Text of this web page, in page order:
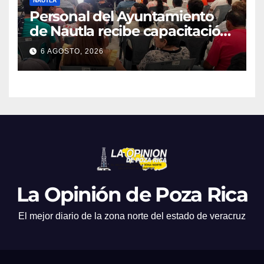
Personal del Ayuntamiento
de Nautla recibe capacitación
en atención a emergencias
6 AGOSTO, 2026
La Opinión de Poza Rica
El mejor diario de la zona norte del estado de veracruz